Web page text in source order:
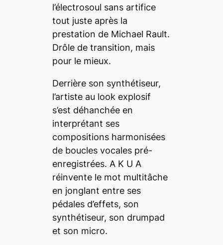
l’électrosoul sans artifice
tout juste après la
prestation de Michael Rault.
Drôle de transition, mais
pour le mieux.
Derrière son synthétiseur,
l’artiste au look explosif
s’est déhanchée en
interprétant ses
compositions harmonisées
de boucles vocales pré-
enregistrées. A K U A
réinvente le mot multitâche
en jonglant entre ses
pédales d’effets, son
synthétiseur, son drumpad
et son micro.